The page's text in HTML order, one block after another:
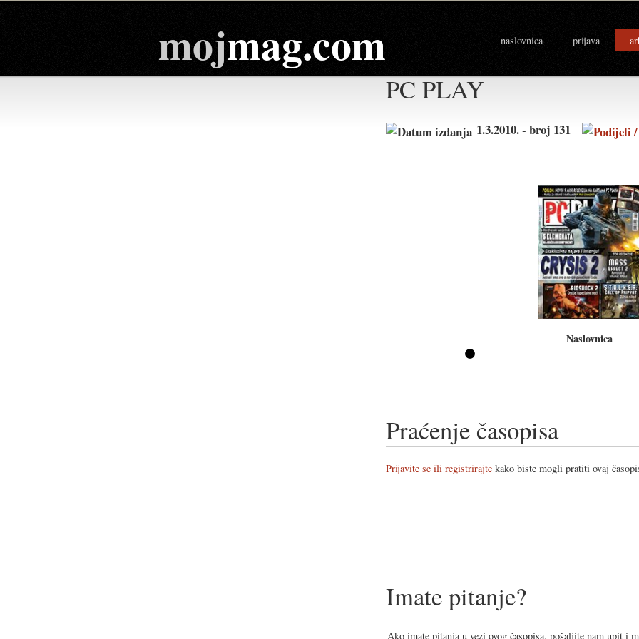
mojmag.com naslovnica prijava
PC PLAY
1.3.2010. - broj 131
Naslovnica
Praćenje časopisa
Prijavite se ili registrirajte kako biste mogli pratiti ovaj
Imate pitanje?
Ako imate pitanja u vezi ovog časopisa, pošaljite nam upit i